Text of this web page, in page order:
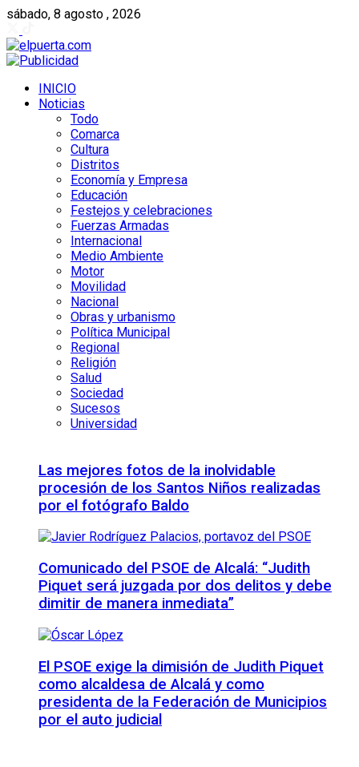
sábado, 8 agosto , 2026
INICIO
Noticias
Todo
Comarca
Cultura
Distritos
Economía y Empresa
Educación
Festejos y celebraciones
Fuerzas Armadas
Internacional
Medio Ambiente
Motor
Movilidad
Nacional
Obras y urbanismo
Política Municipal
Regional
Religión
Salud
Sociedad
Sucesos
Universidad
Las mejores fotos de la inolvidable
procesión de los Santos Niños realizadas
por el fotógrafo Baldo
Comunicado del PSOE de Alcalá: “Judith
Piquet será juzgada por dos delitos y debe
dimitir de manera inmediata”
El PSOE exige la dimisión de Judith Piquet
como alcaldesa de Alcalá y como
presidenta de la Federación de Municipios
por el auto judicial